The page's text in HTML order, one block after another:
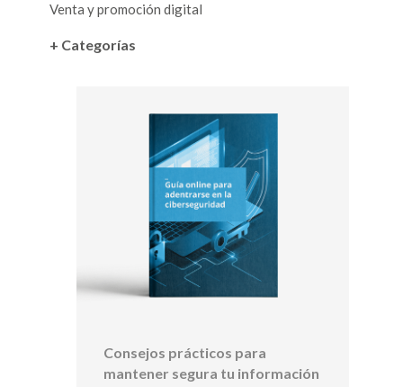
Venta y promoción digital
+ Categorías
Consejos prácticos para
mantener segura tu información